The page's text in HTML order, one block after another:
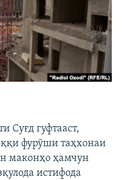
Суғд гуфтааст,
фурӯши таҳхонаи
маконҳо ҳамчун
истифода